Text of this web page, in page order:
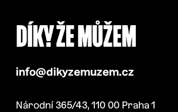
info@dikyzemuzem.cz
Národní 365/43, 110 00 Praha 1